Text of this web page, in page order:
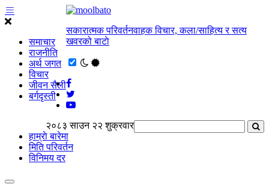
समाचार
राजनीति
अर्थ जगत
विचार
जीवन सैली
बर्गदृस्ती
सकारात्मक परिवर्तनवाहक विचार, कला/साहित्य र सत्य
खवरको बाटाे
२०८३ साउन २२ शुक्रवार
हाम्राे बारेमा
मिति परिवर्तन
विनिमय दर